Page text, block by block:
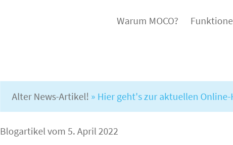
Warum MOCO?
Alter News-Artikel! » Hier geht's zur aktuellen
Blogartikel vom 5. April 2022